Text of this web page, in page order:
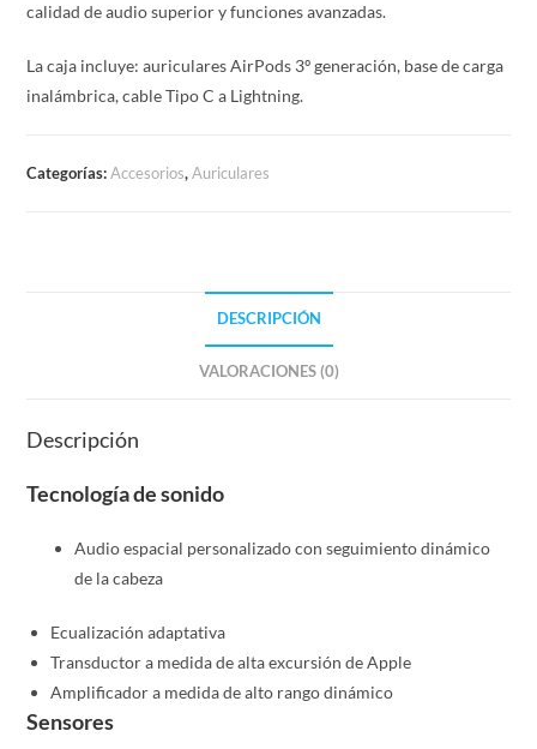
calidad de audio superior y funciones avanzadas.
La caja incluye: auriculares AirPods 3º generación, base de carga
inalámbrica, cable Tipo C a Lightning.
Categorías:Accesorios,Auriculares
DESCRIPCIÓN
VALORACIONES (0)
Descripción
Tecnología de sonido
Audio espacial personalizado con seguimiento dinámico
de la cabeza
Ecualización adaptativa
Transductor a medida de alta excursión de Apple
Amplificador a medida de alto rango dinámico
Sensores